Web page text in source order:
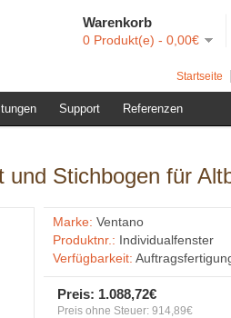
Warenkorb
0 Produkt(e) - 0,00€
Startseite
Support Referenzen
Stichbogen für
Marke: Ventano
Produktnr.: Individualfenster
Verfügbarkeit:
Preis: 1.088,72€
Preis ohne Steuer: 914,89€